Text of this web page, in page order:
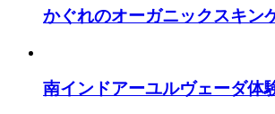
かぐれのオーガニックスキン
南インドアーユルヴェーダ